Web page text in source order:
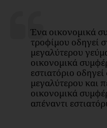
Ένα οικονομικά
τροφίμου οδηγεί
μεγαλύτερου
οικονομικά
εστιατόριο
μεγαλύτερου και
οικονομικά
απέναντι